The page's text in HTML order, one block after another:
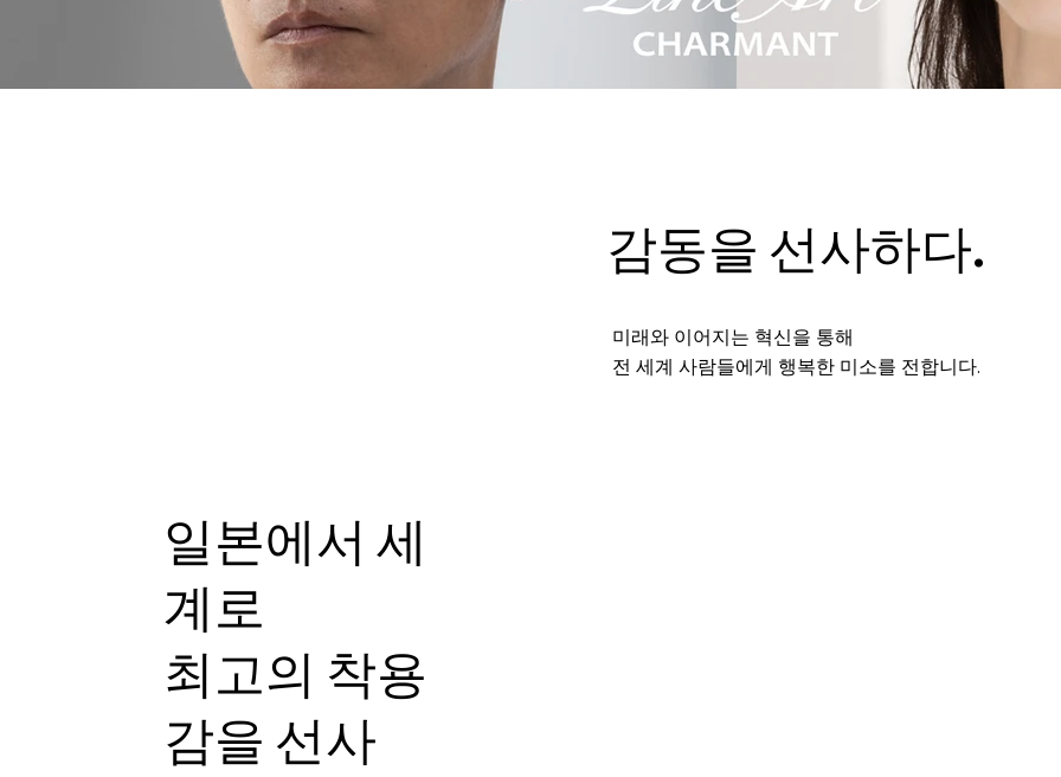
감동을 선사하다.
미래와 이어지는 혁신을 통해
전 세계 사람들에게 행복한 미소를 전합니다.
일본에서 세
계로
최고의 착용
감을 선사